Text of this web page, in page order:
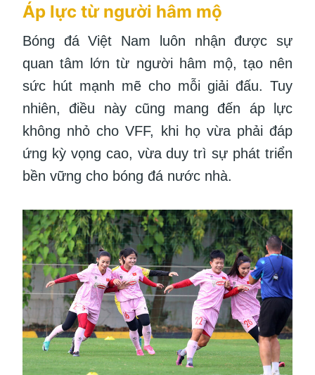
Áp lực từ người hâm mộ
Bóng đá Việt Nam luôn nhận được sự
quan tâm lớn từ người hâm mộ, tạo nên
sức hút mạnh mẽ cho mỗi giải đấu. Tuy
nhiên, điều này cũng mang đến áp lực
không nhỏ cho VFF, khi họ vừa phải đáp
ứng kỳ vọng cao, vừa duy trì sự phát triển
bền vững cho bóng đá nước nhà.